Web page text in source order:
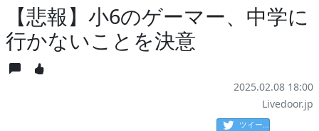
【悲報】小6のゲーマー、中学に
行かないことを決意
2025.02.08 18:00
Livedoor.jp
ツイート